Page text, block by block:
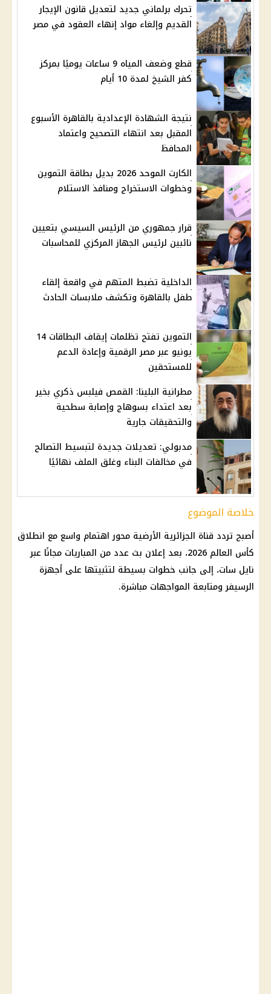
تحرك برلماني جديد لتعديل قانون الإيجار
القديم وإلغاء مواد إنهاء العقود في مصر
قطع وضعف المياه 9 ساعات يوميًا بمركز
كفر الشيخ لمدة 10 أيام
نتيجة الشهادة الإعدادية بالقاهرة الأسبوع
المقبل بعد انتهاء التصحيح واعتماد
المحافظ
الكارت الموحد 2026 بديل بطاقة التموين
وخطوات الاستخراج ومنافذ الاستلام
قرار جمهوري من الرئيس السيسي بتعيين
نائبين لرئيس الجهاز المركزي للمحاسبات
الداخلية تضبط المتهم في واقعة إلقاء
طفل بالقاهرة وتكشف ملابسات الحادث
التموين تفتح تظلمات إيقاف البطاقات 14
يونيو عبر مصر الرقمية وإعادة الدعم
للمستحقين
مطرانية البلينا: القمص فيلبس ذكري بخير
بعد اعتداء بسوهاج وإصابة سطحية
والتحقيقات جارية
مدبولي: تعديلات جديدة لتبسيط التصالح
في مخالفات البناء وغلق الملف نهائيًا
خلاصة الموضوع
أصبح تردد قناة الجزائرية الأرضية محور اهتمام واسع مع انطلاق
كأس العالم 2026، بعد إعلان بث عدد من المباريات مجانًا عبر
نايل سات، إلى جانب خطوات بسيطة لتثبيتها على أجهزة
الرسيفر ومتابعة المواجهات مباشرة.